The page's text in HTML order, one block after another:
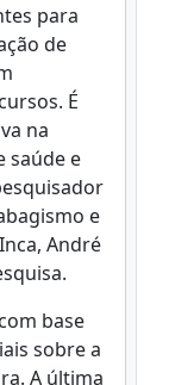
para
de
É
na
saúde e
e
André
base
sobre a
A última